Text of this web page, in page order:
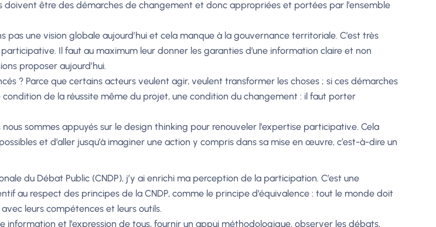
être des démarches de changement et donc appropriées et portées par l’ensemble
une vision globale aujourd’hui et cela manque à la gouvernance territoriale. C’est très
Il faut au maximum leur donner les garanties d’une information claire et non
proposer aujourd’hui.
? Parce que certains acteurs veulent agir, veulent transformer les choses ; si ces démarches
condition de la réussite même du projet, une condition du changement : il faut porter
sommes appuyés sur le design thinking pour renouveler l’expertise participative. Cela
et d’aller jusqu’à imaginer une action y compris dans sa mise en œuvre, c’est-à-dire un
du Débat Public (CNDP), j’y ai enrichi ma perception de la participation. C’est une
au respect des principes de la CNDP, comme le principe d’équivalence : tout le monde doit
leurs compétences et leurs outils.
et l’expression de tous, fournir un appui méthodologique, observer les débats,